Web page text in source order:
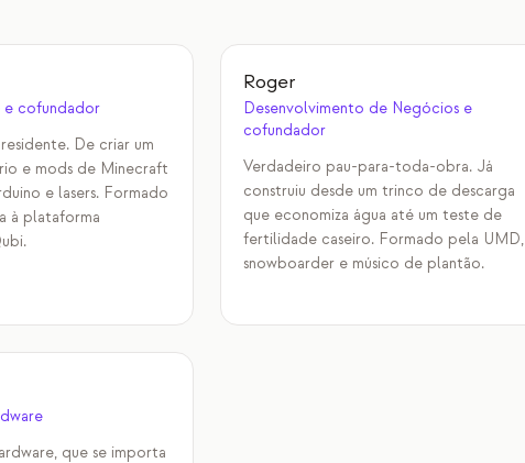
e cofundador
De criar um
e mods de Minecraft
e lasers. Formado
à plataforma
Roger
Desenvolvimento de Negócios e
cofundador
Verdadeiro pau-para-toda-obra. Já
construiu desde um trinco de descarga
que economiza água até um teste de
fertilidade caseiro. Formado pela UMD,
snowboarder e músico de plantão.
que se importa